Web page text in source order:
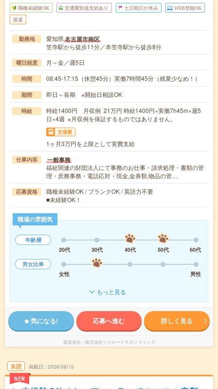
職種未経験OK 交通費別途支給あり 土日祝日が休み WEB登録OK
派遣
勤務地 愛知県名古屋市南区
笠寺駅から徒歩11分／本笠寺駅から徒歩8分
曜日頻度 月～金／週5日
時間 08:45-17:15（休憩45分）実働7時間45分（残業少なめ！）
期間 即日～長期 ※開始日相談OK
時給
時給1400円 月収例 21万円 時給1400円×実働7h45m×週5
日×4週 ※月収例を保証するものではありません。
交通費
1ヶ月3万円を上限として実費支給
仕事内容 一般事務
福祉関連の財団法人にて事務のお仕事・請求処理・書類の管
理・庶務事務・電話応対・現金,金券類,物品の管…
応募資格
職種未経験OK / ブランクOK / 英語力不要
■未経験OK！
職場の雰囲気
年齢層
20代
30代 40代 50代
60代
男女比率
女性
男性
もっと見る
気になる! 応募へ進む 詳しく見る
派遣会社 株式会社リクルートスタッフィング
未読
NEW
掲載日 2026/08/10